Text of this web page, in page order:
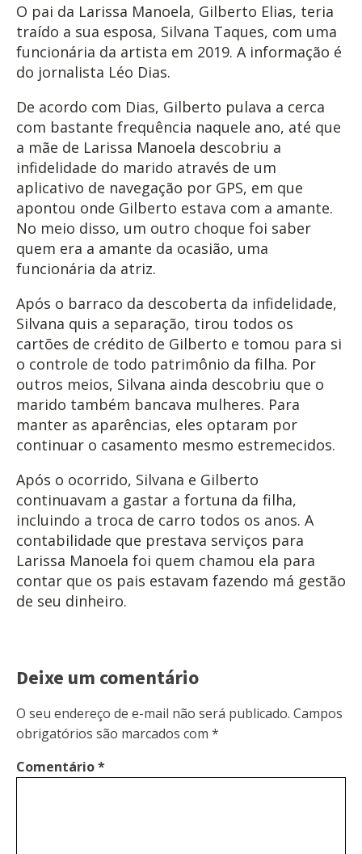
O pai da Larissa Manoela, Gilberto Elias, teria
traído a sua esposa, Silvana Taques, com uma
funcionária da artista em 2019. A informação é
do jornalista Léo Dias.
De acordo com Dias, Gilberto pulava a cerca
com bastante frequência naquele ano, até que
a mãe de Larissa Manoela descobriu a
infidelidade do marido através de um
aplicativo de navegação por GPS, em que
apontou onde Gilberto estava com a amante.
No meio disso, um outro choque foi saber
quem era a amante da ocasião, uma
funcionária da atriz.
Após o barraco da descoberta da infidelidade,
Silvana quis a separação, tirou todos os
cartões de crédito de Gilberto e tomou para si
o controle de todo patrimônio da filha. Por
outros meios, Silvana ainda descobriu que o
marido também bancava mulheres. Para
manter as aparências, eles optaram por
continuar o casamento mesmo estremecidos.
Após o ocorrido, Silvana e Gilberto
continuavam a gastar a fortuna da filha,
incluindo a troca de carro todos os anos. A
contabilidade que prestava serviços para
Larissa Manoela foi quem chamou ela para
contar que os pais estavam fazendo má gestão
de seu dinheiro.
Deixe um comentário
O seu endereço de e-mail não será publicado. Campos
obrigatórios são marcados com *
Comentário*